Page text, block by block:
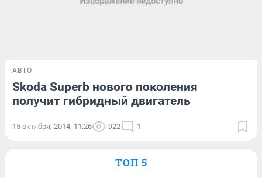
АВТО
Skoda Superb нового поколения
получит гибридный двигатель
15 октября, 2014, 11:26 922 1
ТОП 5